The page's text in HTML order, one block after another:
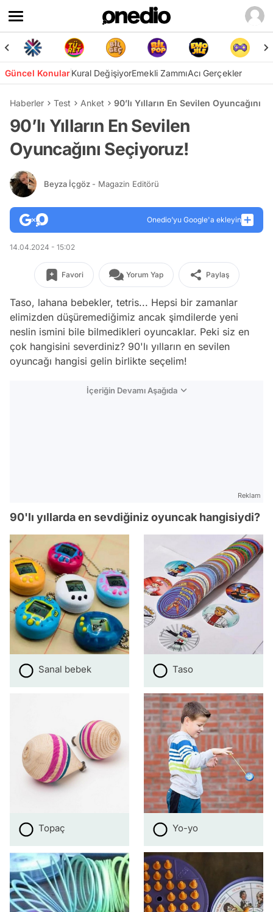
Güncel KonularKural DeğişiyorEmekli ZammıAcı Gerçekler
Haberler Test Anket 90’lı Yılların En Sevilen Oyuncağını
90’lı Yılların En Sevilen
Oyuncağını Seçiyoruz!
Beyza İçgöz - Magazin Editörü
Onedio’yu Google'a ekleyin
14.04.2024 - 15:02
Favori Yorum Yap Paylaş
Taso, lahana bebekler, tetris... Hepsi bir zamanlar
elimizden düşüremediğimiz ancak şimdilerde yeni
neslin ismini bile bilmedikleri oyuncaklar. Peki siz en
çok hangisini severdiniz? 90'lı yılların en sevilen
oyuncağı hangisi gelin birlikte seçelim!
İçeriğin Devamı Aşağıda
Reklam
90'lı yıllarda en sevdiğiniz oyuncak hangisiydi?
Sanal bebek Taso
Topaç Yo-yo